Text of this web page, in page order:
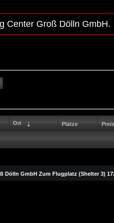
Center Groß Dölln GmbH.
Ort Plätze Preis
Dölln GmbH Zum Flugplatz (Shelter 3)